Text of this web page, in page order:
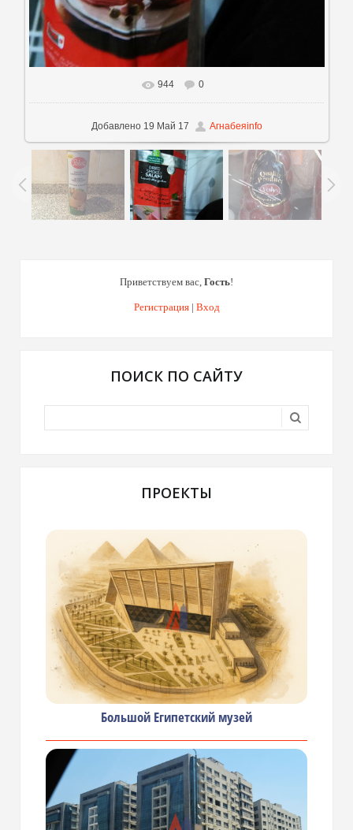
В реальном размере 720x960
944 0
Добавлено19 Май 17 Агнабеяinfo
Приветствуем вас, Гость!
Регистрация| Вход
ПОИСК ПО САЙТУ
ПРОЕКТЫ
Большой Египетский музей